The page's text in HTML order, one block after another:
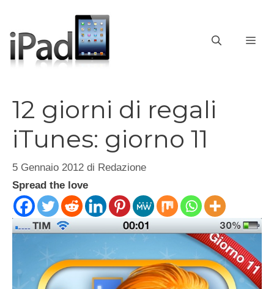
contenuto
12 giorni di regali
iTunes: giorno 11
5 Gennaio 2012 di Redazione
Spread the love